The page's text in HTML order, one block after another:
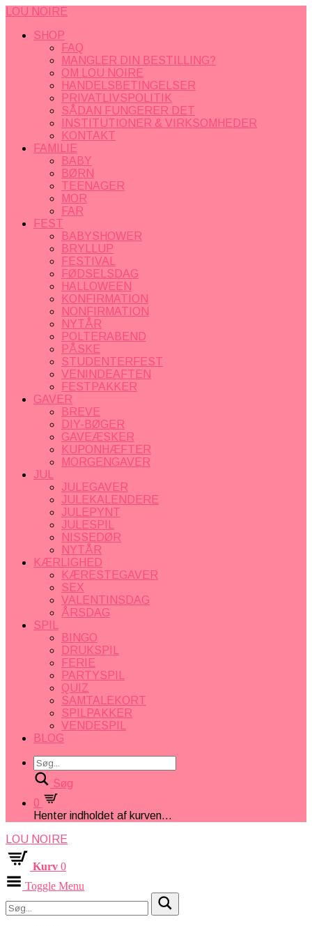
LOU NOIRE
SHOP
FAQ
MANGLER DIN BESTILLING?
OM LOU NOIRE
HANDELSBETINGELSER
PRIVATLIVSPOLITIK
SÅDAN FUNGERER DET
INSTITUTIONER & VIRKSOMHEDER
KONTAKT
FAMILIE
BABY
BØRN
TEENAGER
MOR
FAR
FEST
BABYSHOWER
BRYLLUP
FESTIVAL
FØDSELSDAG
HALLOWEEN
KONFIRMATION
NONFIRMATION
NYTÅR
POLTERABEND
PÅSKE
STUDENTERFEST
VENINDEAFTEN
FESTPAKKER
GAVER
BREVE
DIY-BØGER
GAVEÆSKER
KUPONHÆFTER
MORGENGAVER
JUL
JULEGAVER
JULEKALENDERE
JULEPYNT
JULESPIL
NISSEDØR
NYTÅR
KÆRLIGHED
KÆRESTEGAVER
SEX
VALENTINSDAG
ÅRSDAG
SPIL
BINGO
DRUKSPIL
FERIE
PARTYSPIL
QUIZ
SAMTALEKORT
SPILPAKKER
VENDESPIL
BLOG
Søg
0
Henter indholdet af kurven...
LOU NOIRE
Kurv 0
Toggle Menu